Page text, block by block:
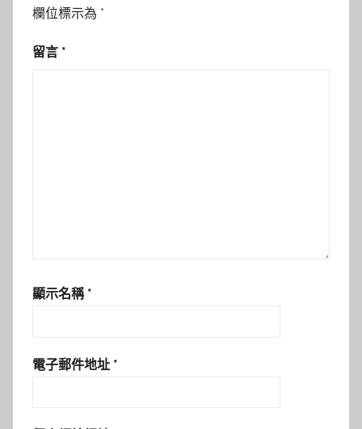
欄位標示為 *
留言 *
顯示名稱 *
電子郵件地址 *